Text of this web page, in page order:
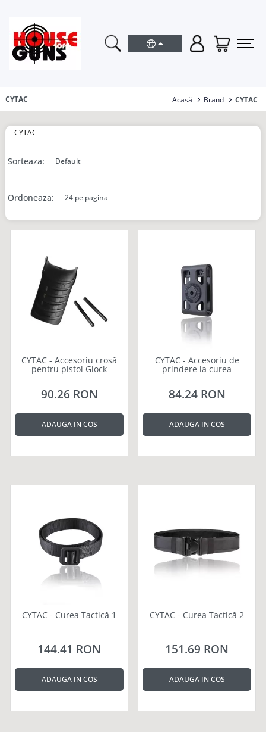
CYTAC Acasă Brand CYTAC
CYTAC
Sorteaza:
Ordoneaza:
CYTAC - Accesoriu crosă
pentru pistol Glock
90.26 RON
ADAUGA IN COS
CYTAC - Accesoriu de
prindere la curea
84.24 RON
ADAUGA IN COS
CYTAC - Curea Tactică 1
144.41 RON
ADAUGA IN COS
CYTAC - Curea Tactică 2
151.69 RON
ADAUGA IN COS